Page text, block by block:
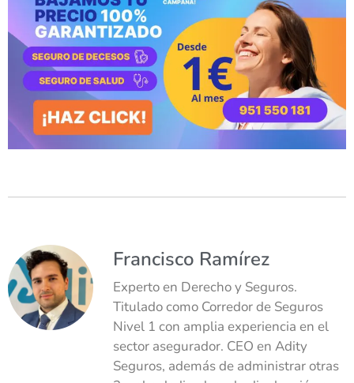
Francisco Ramírez
Experto en Derecho y Seguros.
Titulado como Corredor de Seguros
Nivel 1 con amplia experiencia en el
sector asegurador. CEO en Adity
Seguros, además de administrar otras